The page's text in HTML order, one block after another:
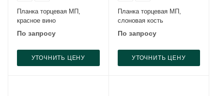
Планка торцевая МП,
красное вино
По запросу
УТОЧНИТЬ ЦЕНУ
Планка торцевая МП,
слоновая кость
По запросу
УТОЧНИТЬ ЦЕНУ